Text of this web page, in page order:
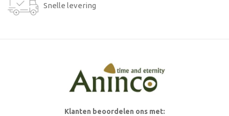
Snelle levering
Klanten beoordelen ons met: